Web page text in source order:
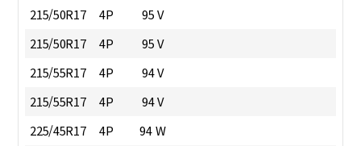
215/50R17
4P
95 V
215/50R17
4P
95 V
215/55R17
4P
94 V
215/55R17
4P
94 V
225/45R17
4P
94 W